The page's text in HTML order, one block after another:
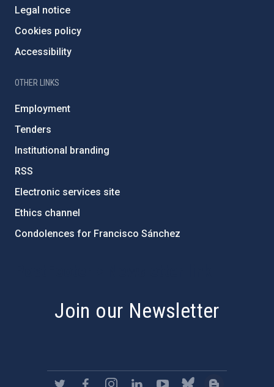
Legal notice
Cookies policy
Accessibility
OTHER LINKS
Employment
Tenders
Institutional branding
RSS
Electronic services site
Ethics channel
Condolences for Francisco Sánchez
Join our Newsletter